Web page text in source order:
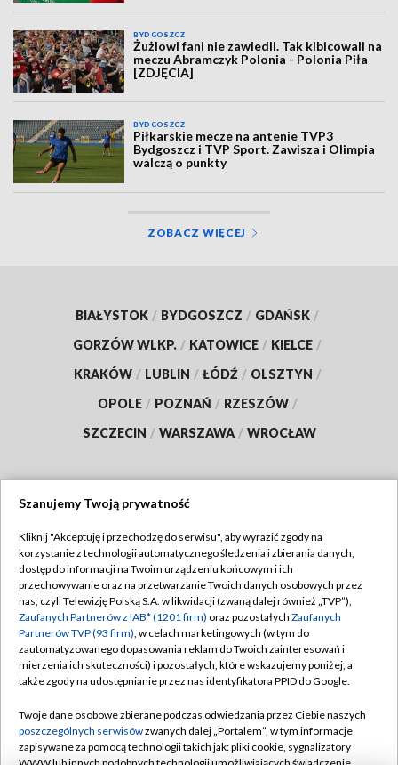
BYDGOSZCZ
Żużlowi fani nie zawiedli. Tak kibicowali na
meczu Abramczyk Polonia - Polonia Piła
[ZDJĘCIA]
BYDGOSZCZ
Piłkarskie mecze na antenie TVP3
Bydgoszcz i TVP Sport. Zawisza i Olimpia
walczą o punkty
ZOBACZ WIĘCEJ
BIAŁYSTOK / BYDGOSZCZ / GDAŃSK /
GORZÓW WLKP. / KATOWICE / KIELCE /
KRAKÓW / LUBLIN / ŁÓDŹ / OLSZTYN /
OPOLE / POZNAŃ / RZESZÓW /
SZCZECIN / WARSZAWA / WROCŁAW
TVP
Abonament TVP
Emisja w TVP
Centrum informacji TVP
Naziemna Telewizja Cyfrowa
Rada Programowa
System NOS
Regulamin TVP
Polityka prywatności
Moje zgody
Pomoc
Kontakt
Szanujemy Twoją prywatność
Kliknij "Akceptuję i przechodzę do serwisu", aby wyrazić zgody na
korzystanie z technologii automatycznego śledzenia i zbierania danych,
dostęp do informacji na Twoim urządzeniu końcowym i ich
przechowywanie oraz na przetwarzanie Twoich danych osobowych przez
nas, czyli Telewizję Polską S.A. w likwidacji (zwaną dalej również „TVP”),
Zaufanych Partnerów z IAB* (1201 firm) oraz pozostałych Zaufanych
Partnerów TVP (93 firm), w celach marketingowych (w tym do
zautomatyzowanego dopasowania reklam do Twoich zainteresowań i
mierzenia ich skuteczności) i pozostałych, które wskazujemy poniżej, a
także zgody na udostępnianie przez nas identyfikatora PPID do Google.
Twoje dane osobowe zbierane podczas odwiedzania przez Ciebie naszych
poszczególnych serwisówzwanych dalej „Portalem”, w tym informacje
zapisywane za pomocą technologii takich jak: pliki cookie, sygnalizatory